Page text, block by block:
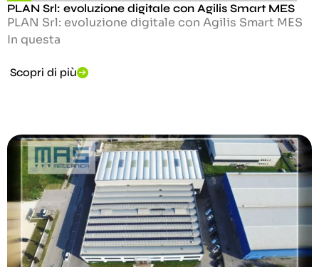
PLAN Srl: evoluzione digitale con Agilis Smart MES
PLAN Srl: evoluzione digitale con Agilis Smart MES
In questa
Scopri di più